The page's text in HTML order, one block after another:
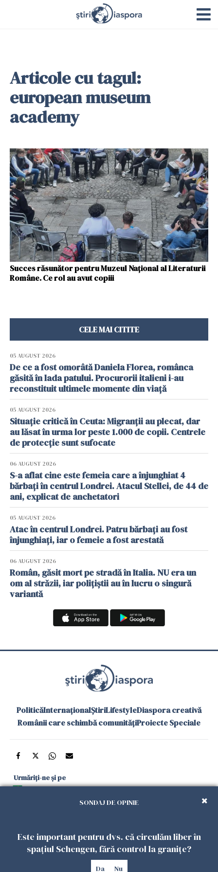
Articole cu tagul:
european museum
academy
Succes răsunător pentru Muzeul Național al Literaturii
Române. Ce rol au avut copiii
CELE MAI CITITE
05 AUGUST 2026
De ce a fost omorâtă Daniela Florea, românca
găsită în lada patului. Procurorii italieni i-au
reconstituit ultimele momente din viață
05 AUGUST 2026
Situație critică în Ceuta: Migranții au plecat, dar
au lăsat în urma lor peste 1.000 de copii. Centrele
de protecție sunt sufocate
06 AUGUST 2026
S-a aflat cine este femeia care a înjunghiat 4
bărbați în centrul Londrei. Atacul Stellei, de 44 de
ani, explicat de anchetatori
05 AUGUST 2026
Atac în centrul Londrei. Patru bărbați au fost
înjunghiați, iar o femeie a fost arestată
06 AUGUST 2026
Român, găsit mort pe stradă în Italia. NU era un
om al străzii, iar polițiștii au în lucru o singură
variantă
PoliticăInternaționalȘtiriLifestyleDiaspora creativă
Românii care schimbă comunitățiProiecte Speciale
Urmăriți-ne și pe
și în aplicațiile mobile
Politica de
confidențialitate
Politica
Cookies
Gestionați
Contact
Declarație de
accesibilitate
SONDAJ DE OPINIE
Este important pentru dvs. că circulăm liber în
spațiul Schengen, fără control la granițe?
Da Nu